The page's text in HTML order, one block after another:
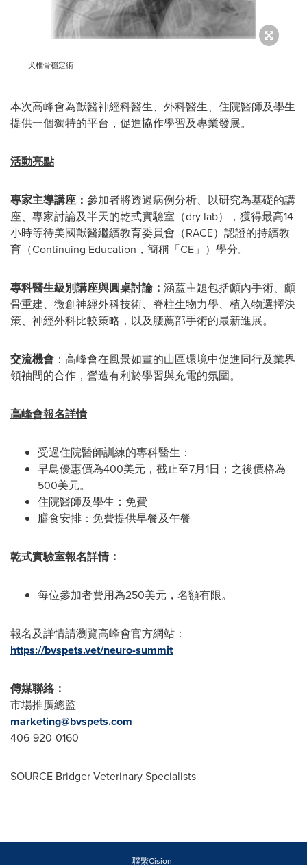
犬椎骨穩定術
本次高峰會為獸醫神經科醫生、外科醫生、住院醫師及學生
提供一個獨特的平台，促進協作學習及專業發展。
活動亮點
專家主導講座： 參加者將透過病例分析、以研究為基礎的講
座、專家討論及半天的乾式實驗室（dry lab），獲得最高14
小時等待美國獸醫繼續教育委員會（RACE）認證的持續教
育（Continuing Education，簡稱「CE」）學分。
專科醫生級別講座與圓桌討論： 涵蓋主題包括顱內手術、顱
骨重建、微創神經外科技術、脊柱生物力學、植入物選擇決
策、神經外科比較策略，以及腰薦部手術的最新進展。
交流機會 ：高峰會在風景如畫的山區環境中促進同行及業界
領袖間的合作，營造有利於學習與充電的氛圍。
高峰會報名詳情
受過住院醫師訓練的專科醫生：
早鳥優惠價為400美元，截止至7月1日；之後價格為
500美元。
住院醫師及學生：免費
膳食安排：免費提供早餐及午餐
乾式實驗室報名詳情：
每位參加者費用為250美元，名額有限。
報名及詳情請瀏覽高峰會官方網站：
https://bvspets.vet/neuro-summit
傳媒聯絡：
市場推廣總監
marketing@bvspets.com
406-920-0160
SOURCE Bridger Veterinary Specialists
聯繫Cision